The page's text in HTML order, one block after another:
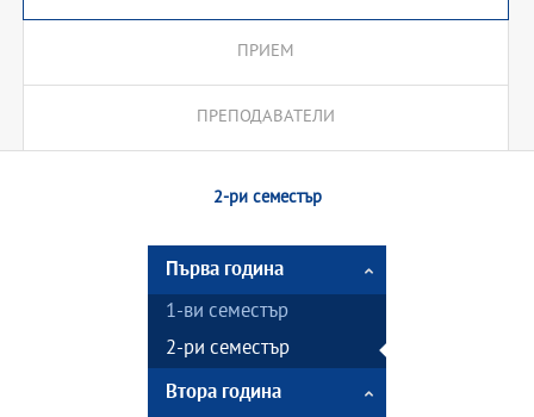
ПРИЕМ
ПРЕПОДАВАТЕЛИ
2-ри семестър
Първа година
1-ви семестър
2-ри семестър
Втора година